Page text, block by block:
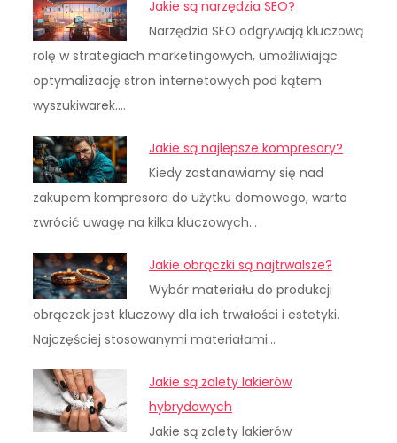
Jakie są narzędzia SEO?
Narzędzia SEO odgrywają kluczową
rolę w strategiach marketingowych, umożliwiając
optymalizację stron internetowych pod kątem
wyszukiwarek.…
Jakie są najlepsze kompresory?
Kiedy zastanawiamy się nad
zakupem kompresora do użytku domowego, warto
zwrócić uwagę na kilka kluczowych…
Jakie obrączki są najtrwalsze?
Wybór materiału do produkcji
obrączek jest kluczowy dla ich trwałości i estetyki.
Najczęściej stosowanymi materiałami…
Jakie są zalety lakierów
hybrydowych
Jakie są zalety lakierów